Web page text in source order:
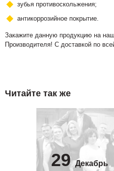
зубья противоскольжения;
антикоррозийное покрытие.
Закажите данную продукцию на
Производителя! С доставкой по
Читайте так же
29 Декабрь